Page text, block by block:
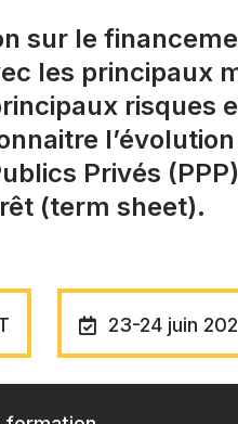
sur le
les principaux
risques
Privés
(term sheet).
23-24 juin